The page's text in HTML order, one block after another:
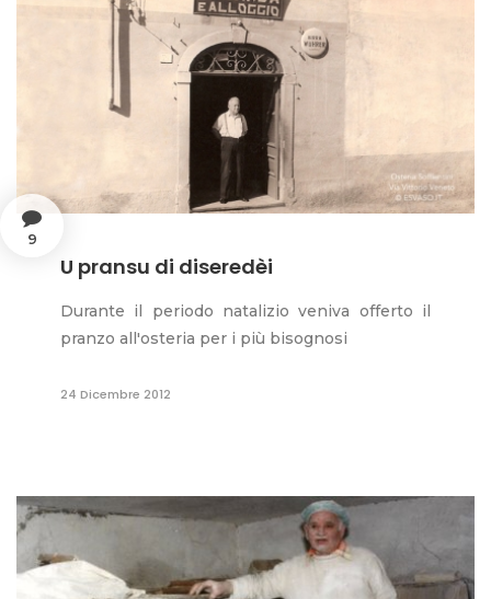
9
U pransu di diseredèi
Durante il periodo natalizio veniva offerto il
pranzo all'osteria per i più bisognosi
24 Dicembre 2012